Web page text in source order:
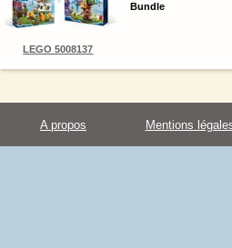
LEGO 5008137
Bundle
A propos Mentions